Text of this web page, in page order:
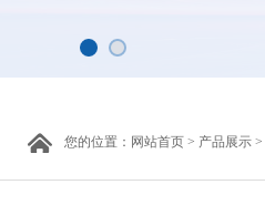
您的位置： 网站首页 > 产品展示 >